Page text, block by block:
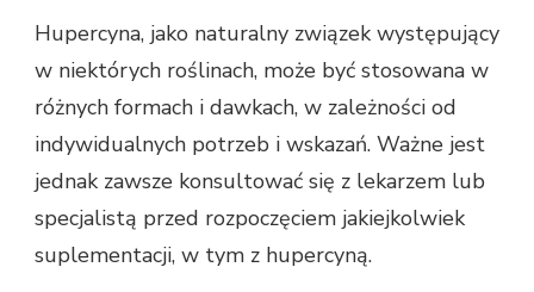
Hupercyna, jako naturalny związek występujący
w niektórych roślinach, może być stosowana w
różnych formach i dawkach, w zależności od
indywidualnych potrzeb i wskazań. Ważne jest
jednak zawsze konsultować się z lekarzem lub
specjalistą przed rozpoczęciem jakiejkolwiek
suplementacji, w tym z hupercyną.